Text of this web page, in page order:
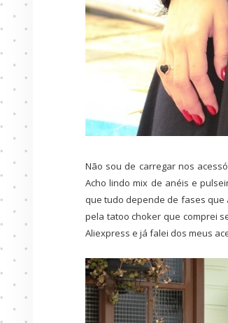
Não sou de carregar nos
Acho lindo mix de anéis e
que tudo depende de fases que
pela tatoo choker que comprei
Aliexpress e já falei dos meus